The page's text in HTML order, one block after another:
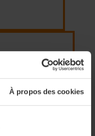
À propos des cookies
pour
le projet